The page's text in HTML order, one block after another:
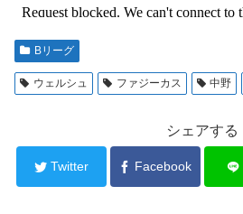
Bリーグ
ウェルシュ ファジーカス 中野
シェアする
Twitter Facebook